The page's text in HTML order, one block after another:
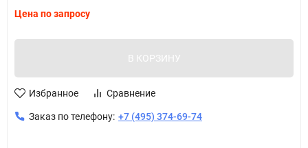
Цена по запросу
В КОРЗИНУ
Избранное Сравнение
Заказ по телефону: +7 (495) 374-69-74